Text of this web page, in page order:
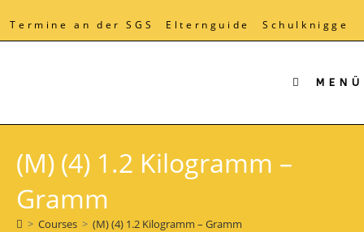
springen
Termine an der SGS Elternguide Schulknigge
MENÜ
(M) (4) 1.2 Kilogramm –
Gramm
> Courses > (M) (4) 1.2 Kilogramm – Gramm